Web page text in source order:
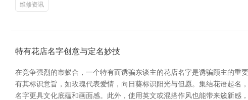
维修资讯
特有花店名字创意与定名妙技
在竞争强烈的市蚁合，一个特有而诱骗东谈主的花店名字是诱骗顾主的重
有其标识意旨，如玫瑰代表爱情，向日葵标识阳光与但愿。集结花语起名
名字更具文化底蕴和画面感。此外，使用英文或混搭作风也能带来簇新感